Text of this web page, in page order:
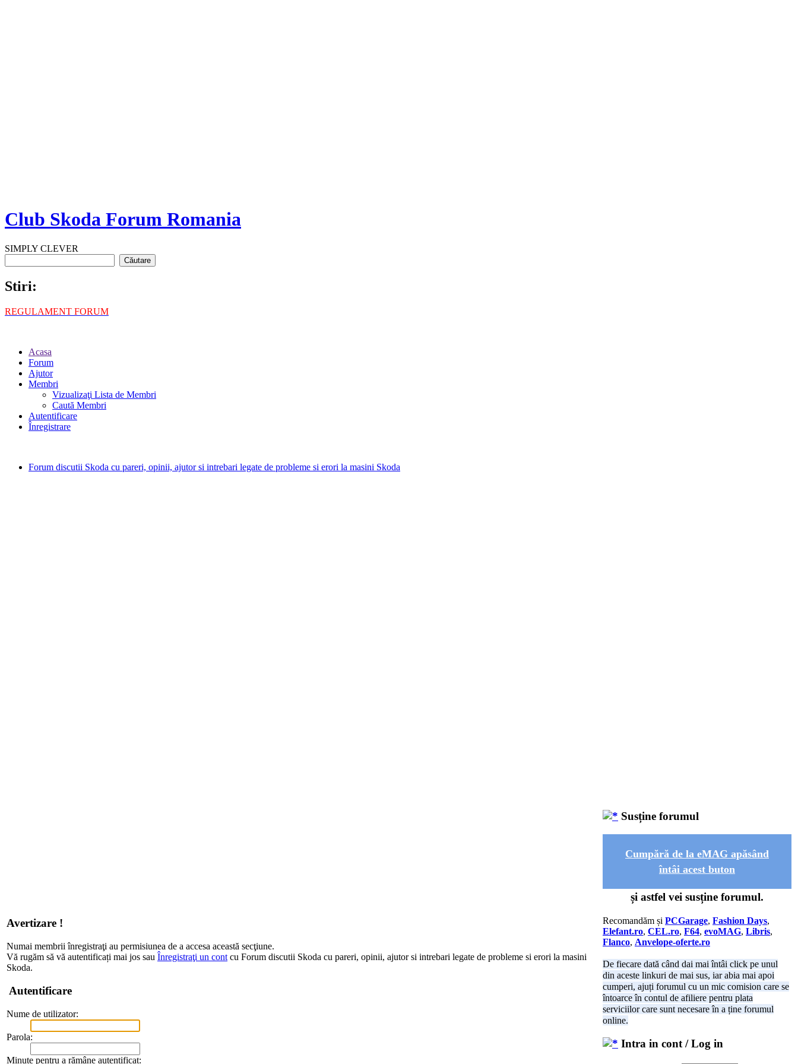
Club Skoda Forum Romania
SIMPLY CLEVER
Stiri:
REGULAMENT FORUM
Acasa
Forum
Ajutor
Membri
Vizualizaţi Lista de Membri
Caută Membri
Autentificare
Înregistrare
Forum discutii Skoda cu pareri, opinii, ajutor si intrebari legate de probleme si erori la masini Skoda
Avertizare !
Numai membrii înregistraţi au permisiunea de a accesa această secţiune.
Vă rugăm să vă autentificați mai jos sau Înregistraţi un cont cu Forum discutii Skoda cu pareri, opinii, ajutor si intrebari legate de probleme si erori la masini
Skoda.
Autentificare
Nume de utilizator:
Parola:
Minute pentru a rămâne autentificat:
Susține forumul
Cumpără de la eMAG apăsând
întâi acest buton
și astfel vei susține forumul.
Recomandăm și PCGarage, Fashion Days,
Elefant.ro, CEL.ro, F64, evoMAG, Libris,
Flanco, Anvelope-oferte.ro
De fiecare dată când dai mai întâi click pe unul
din aceste linkuri de mai sus, iar abia mai apoi
cumperi, ajuți forumul cu un mic comision care se
întoarce în contul de afiliere pentru plata
serviciilor care sunt necesare în a ține forumul
online.
Intra in cont / Log in